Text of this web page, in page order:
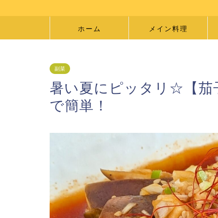
ホーム メイン料理
副菜
暑い夏にピッタリ☆【茄
で簡単！